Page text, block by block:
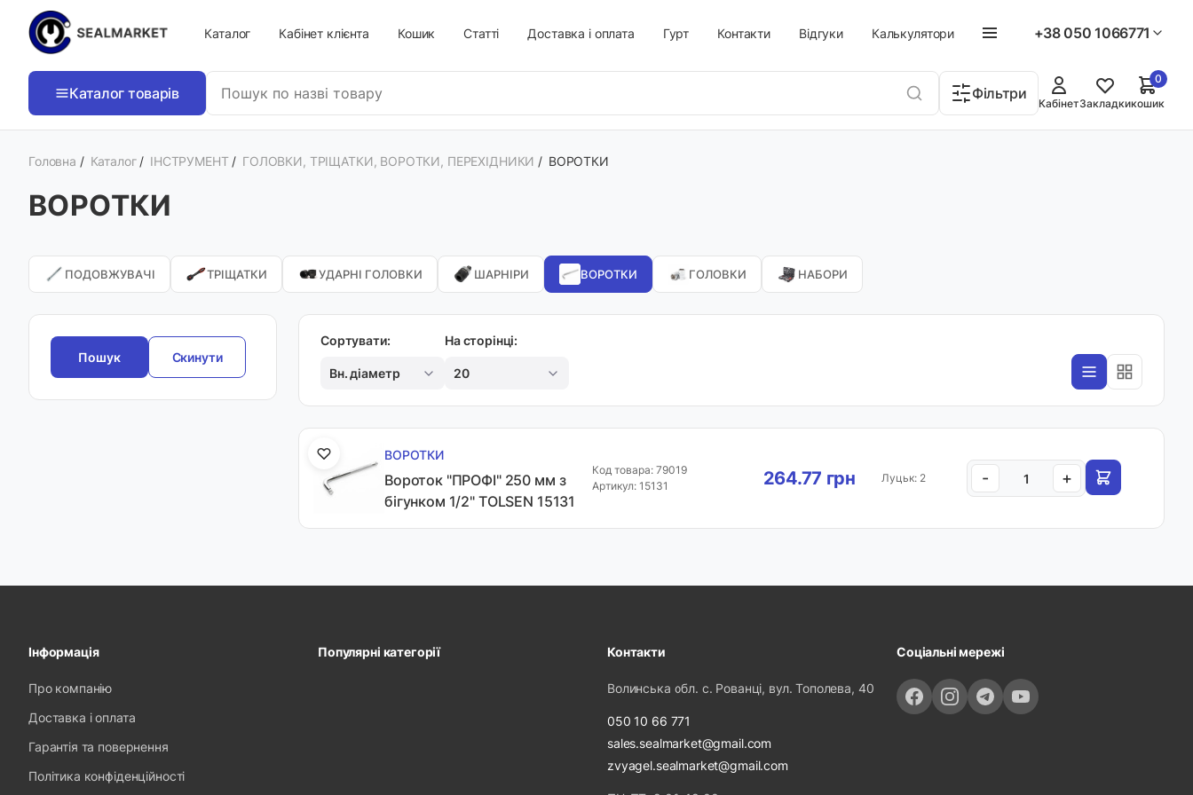
Каталог Кабінет клієнта Кошик Статті Доставка і оплата Гурт Контакти Відгуки Калькулятори +38 050 1066771
Каталог товарів Фільтри
КабінетЗакладкикошик
0
Головна / Каталог / ІНСТРУМЕНТ / ГОЛОВКИ, ТРІЩАТКИ, ВОРОТКИ, ПЕРЕХІДНИКИ / ВОРОТКИ
ВОРОТКИ
ПОДОВЖУВАЧІ ТРІЩАТКИ УДАРНІ ГОЛОВКИ ШАРНІРИ ВОРОТКИ ГОЛОВКИ НАБОРИ
Скинути
Сортувати:
Вн. діаметр
На сторінці:
20
ВОРОТКИ
Вороток "ПРОФІ" 250 мм з
бігунком 1/2" TOLSEN 15131
Код товара: 79019
Артикул: 15131
264.77 грн Луцьк: 2 - +
Інформація
Про компанію
Доставка і оплата
Гарантія та повернення
Політика конфіденційності
Популярні категорії Контакти
Волинська обл. с. Рованці, вул. Тополева, 40
050 10 66 771
sales.sealmarket@gmail.com
zvyagel.sealmarket@gmail.com
Соціальні мережі